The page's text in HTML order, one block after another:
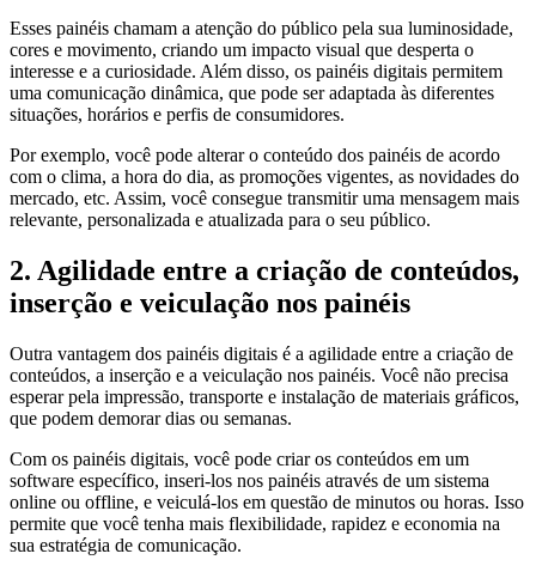
Esses painéis chamam a atenção do público pela sua luminosidade,
cores e movimento, criando um impacto visual que desperta o
interesse e a curiosidade. Além disso, os painéis digitais permitem
uma comunicação dinâmica, que pode ser adaptada às diferentes
situações, horários e perfis de consumidores.
Por exemplo, você pode alterar o conteúdo dos painéis de acordo
com o clima, a hora do dia, as promoções vigentes, as novidades do
mercado, etc. Assim, você consegue transmitir uma mensagem mais
relevante, personalizada e atualizada para o seu público.
2. Agilidade entre a criação de conteúdos,
inserção e veiculação nos painéis
Outra vantagem dos painéis digitais é a agilidade entre a criação de
conteúdos, a inserção e a veiculação nos painéis. Você não precisa
esperar pela impressão, transporte e instalação de materiais gráficos,
que podem demorar dias ou semanas.
Com os painéis digitais, você pode criar os conteúdos em um
software específico, inseri-los nos painéis através de um sistema
online ou offline, e veiculá-los em questão de minutos ou horas. Isso
permite que você tenha mais flexibilidade, rapidez e economia na
sua estratégia de comunicação.